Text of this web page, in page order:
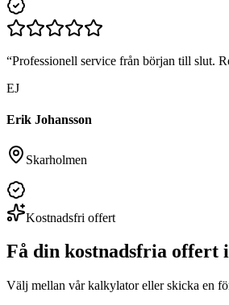
“Professionell service från början till slut.
EJ
Erik Johansson
Skarholmen
Kostnadsfri offert
Få din kostnadsfria offert i
Välj mellan vår kalkylator eller skicka en